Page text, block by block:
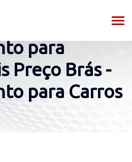
para
Preço Brás -
para Carros